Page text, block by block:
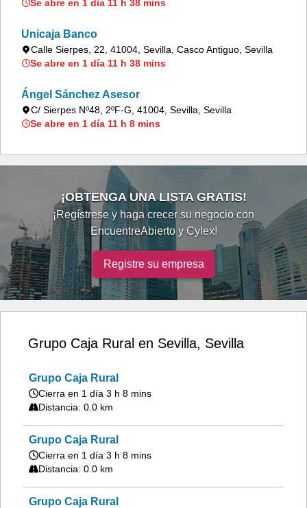
Se abre en 1 día 11 h 38 mins
Unicaja Banco
Calle Sierpes, 22, 41004, Sevilla, Casco Antiguo, Sevilla
Se abre en 1 día 11 h 38 mins
Ángel Sánchez Asesor
C/ Sierpes Nº48, 2ºF-G, 41004, Sevilla, Sevilla
Se abre en 1 día 11 h 8 mins
¡OBTENGA UNA LISTA GRATIS!
¡Regístrese y haga crecer su negocio con
EncuentreAbierto y Cylex!
Registre su empresa
Grupo Caja Rural en Sevilla, Sevilla
Grupo Caja Rural
Cierra en 1 día 3 h 8 mins
Distancia: 0.0 km
Grupo Caja Rural
Cierra en 1 día 3 h 8 mins
Distancia: 0.0 km
Grupo Caja Rural